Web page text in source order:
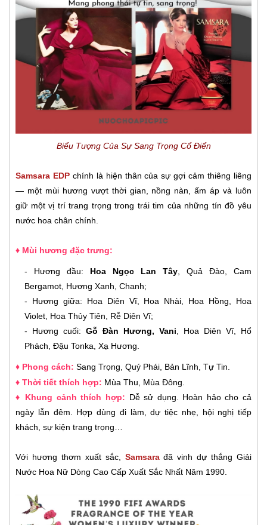
Biểu Tượng Của Sự Sang Trọng Cổ Điển
Samsara EDPchính là hiện thân của sự gợi cảm thiêng liêng
— một mùi hương vượt thời gian, nồng nàn, ấm áp và luôn
giữ một vị trí trang trọng trong trái tim của những tín đồ yêu
nước hoa chân chính.
♦ Mùi hương đặc trưng:
- Hương đầu: Hoa Ngọc Lan Tây , Quả Đào, Cam
Bergamot, Hương Xanh, Chanh;
-
Hương giữa: Hoa Diên Vĩ, Hoa Nhài, Hoa Hồng, Hoa
Violet, Hoa Thủy Tiên, Rễ Diên Vĩ;
-
Hương cuối: Gỗ Đàn Hương, Vani , Hoa Diên Vĩ, Hổ
Phách, Đậu Tonka, Xạ Hương.
♦ Phong cách: Sang Trọng, Quý Phái, Bản Lĩnh, Tự Tin.
♦ Thời tiết thích hợp: Mùa Thu, Mùa Đông.
♦ Khung cảnh thích hợp: Dễ sử dụng. Hoàn hảo cho cả
ngày lẫn đêm. Hợp dùng đi làm, dự tiệc nhẹ, hội nghị tiếp
khách, sự kiện trang trọng…
Với hương thơm xuất sắc, Samsarađã vinh dự thắng Giải
Nước Hoa Nữ Dòng Cao Cấp Xuất Sắc Nhất Năm 1990.